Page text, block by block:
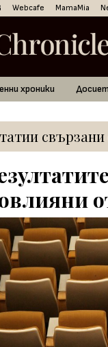
Webcafe MamaMia
хроники
свързани